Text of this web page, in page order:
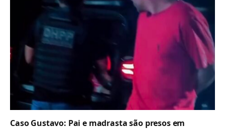
Caso Gustavo: Pai e madrasta são presos em